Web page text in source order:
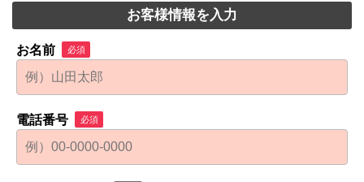
お客様情報を入力
お名前 必須
電話番号 必須